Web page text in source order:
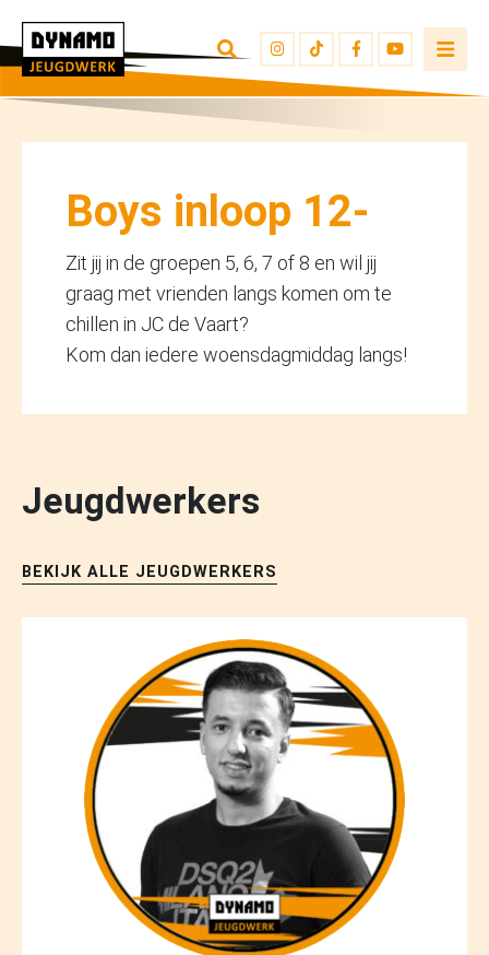
INSCHRIJVEN JEUGDWERKERS
Boys inloop 12-
Zit jij in de groepen 5, 6, 7 of 8 en wil jij
graag met vrienden langs komen om te
chillen in JC de Vaart?
Kom dan iedere woensdagmiddag langs!
Jeugdwerkers
BEKIJK ALLE JEUGDWERKERS